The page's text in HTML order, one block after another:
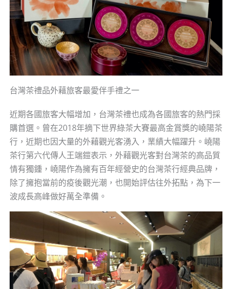
台灣茶禮品外藉旅客最愛伴手禮之一
近期各國旅客大幅增加，台灣茶禮也成為各國旅客的熱門採
購首選。曾在2018年摘下世界綠茶大賽最高金賞獎的嶢陽茶
行，近期也因大量的外藉觀光客湧入，業績大幅躍升。嶢陽
茶行第六代傳人王端鎧表示，外藉觀光客對台灣茶的高品質
情有獨鍾，嶢陽作為擁有百年經營史的台灣茶行經典品牌，
除了擁抱當前的疫後觀光潮，也開始評估往外拓點，為下一
波成長高峰做好萬全準備。